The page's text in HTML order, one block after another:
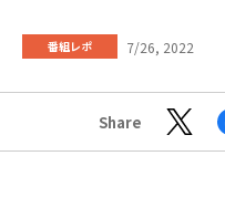
番組レポ 7/26, 2022
Share